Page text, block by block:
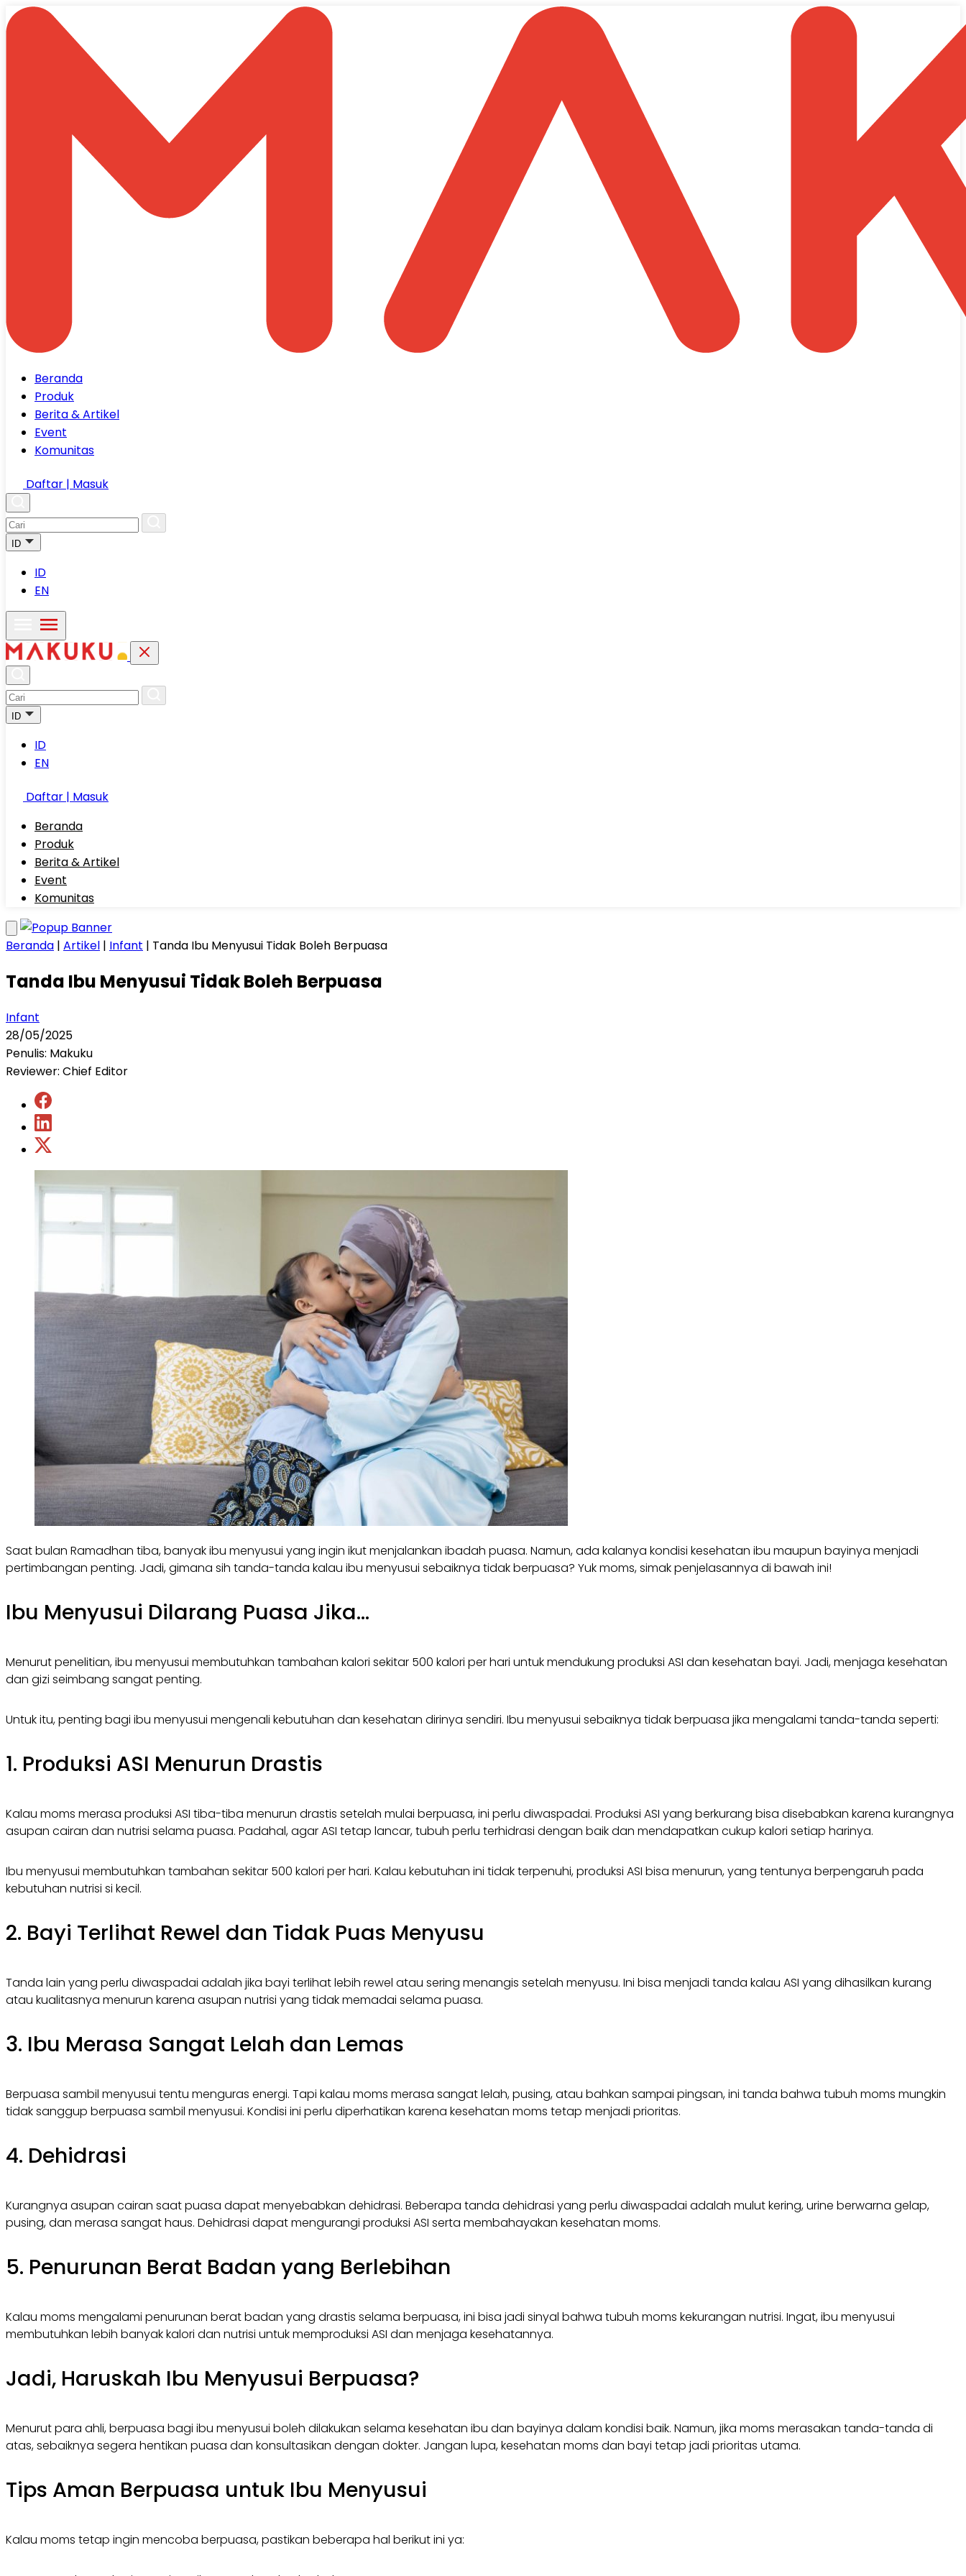
Beranda
Produk
Berita & Artikel
Event
Komunitas
Daftar | Masuk
ID
ID
EN
ID
ID
EN
Daftar | Masuk
Beranda
Produk
Berita & Artikel
Event
Komunitas
Beranda | Artikel | Infant | Tanda Ibu Menyusui Tidak Boleh Berpuasa
Tanda Ibu Menyusui Tidak Boleh Berpuasa
Infant
28/05/2025
Penulis: Makuku
Reviewer: Chief Editor
Saat bulan Ramadhan tiba, banyak ibu menyusui yang ingin ikut menjalankan ibadah puasa. Namun, ada kalanya kondisi kesehatan ibu maupun bayinya menjadi
pertimbangan penting. Jadi, gimana sih tanda-tanda kalau ibu menyusui sebaiknya tidak berpuasa? Yuk moms, simak penjelasannya di bawah ini!
Ibu Menyusui Dilarang Puasa Jika…
Menurut penelitian, ibu menyusui membutuhkan tambahan kalori sekitar 500 kalori per hari untuk mendukung produksi ASI dan kesehatan bayi. Jadi, menjaga kesehatan
dan gizi seimbang sangat penting.
Untuk itu, penting bagi ibu menyusui mengenali kebutuhan dan kesehatan dirinya sendiri. Ibu menyusui sebaiknya tidak berpuasa jika mengalami tanda-tanda seperti:
1. Produksi ASI Menurun Drastis
Kalau moms merasa produksi ASI tiba-tiba menurun drastis setelah mulai berpuasa, ini perlu diwaspadai. Produksi ASI yang berkurang bisa disebabkan karena kurangnya
asupan cairan dan nutrisi selama puasa. Padahal, agar ASI tetap lancar, tubuh perlu terhidrasi dengan baik dan mendapatkan cukup kalori setiap harinya.
Ibu menyusui membutuhkan tambahan sekitar 500 kalori per hari. Kalau kebutuhan ini tidak terpenuhi, produksi ASI bisa menurun, yang tentunya berpengaruh pada
kebutuhan nutrisi si kecil.
2. Bayi Terlihat Rewel dan Tidak Puas Menyusu
Tanda lain yang perlu diwaspadai adalah jika bayi terlihat lebih rewel atau sering menangis setelah menyusu. Ini bisa menjadi tanda kalau ASI yang dihasilkan kurang
atau kualitasnya menurun karena asupan nutrisi yang tidak memadai selama puasa.
3. Ibu Merasa Sangat Lelah dan Lemas
Berpuasa sambil menyusui tentu menguras energi. Tapi kalau moms merasa sangat lelah, pusing, atau bahkan sampai pingsan, ini tanda bahwa tubuh moms mungkin
tidak sanggup berpuasa sambil menyusui. Kondisi ini perlu diperhatikan karena kesehatan moms tetap menjadi prioritas.
4. Dehidrasi
Kurangnya asupan cairan saat puasa dapat menyebabkan dehidrasi. Beberapa tanda dehidrasi yang perlu diwaspadai adalah mulut kering, urine berwarna gelap,
pusing, dan merasa sangat haus. Dehidrasi dapat mengurangi produksi ASI serta membahayakan kesehatan moms.
5. Penurunan Berat Badan yang Berlebihan
Kalau moms mengalami penurunan berat badan yang drastis selama berpuasa, ini bisa jadi sinyal bahwa tubuh moms kekurangan nutrisi. Ingat, ibu menyusui
membutuhkan lebih banyak kalori dan nutrisi untuk memproduksi ASI dan menjaga kesehatannya.
Jadi, Haruskah Ibu Menyusui Berpuasa?
Menurut para ahli, berpuasa bagi ibu menyusui boleh dilakukan selama kesehatan ibu dan bayinya dalam kondisi baik. Namun, jika moms merasakan tanda-tanda di
atas, sebaiknya segera hentikan puasa dan konsultasikan dengan dokter. Jangan lupa, kesehatan moms dan bayi tetap jadi prioritas utama.
Tips Aman Berpuasa untuk Ibu Menyusui
Kalau moms tetap ingin mencoba berpuasa, pastikan beberapa hal berikut ini ya: